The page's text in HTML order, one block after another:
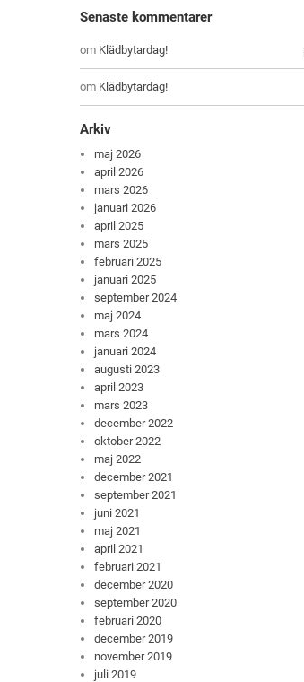
Senaste kommentarer
om Klädbytardag!
om Klädbytardag!
Arkiv
maj 2026
april 2026
mars 2026
januari 2026
april 2025
mars 2025
februari 2025
januari 2025
september 2024
maj 2024
mars 2024
januari 2024
augusti 2023
april 2023
mars 2023
december 2022
oktober 2022
maj 2022
december 2021
september 2021
juni 2021
maj 2021
april 2021
februari 2021
december 2020
september 2020
februari 2020
december 2019
november 2019
juli 2019